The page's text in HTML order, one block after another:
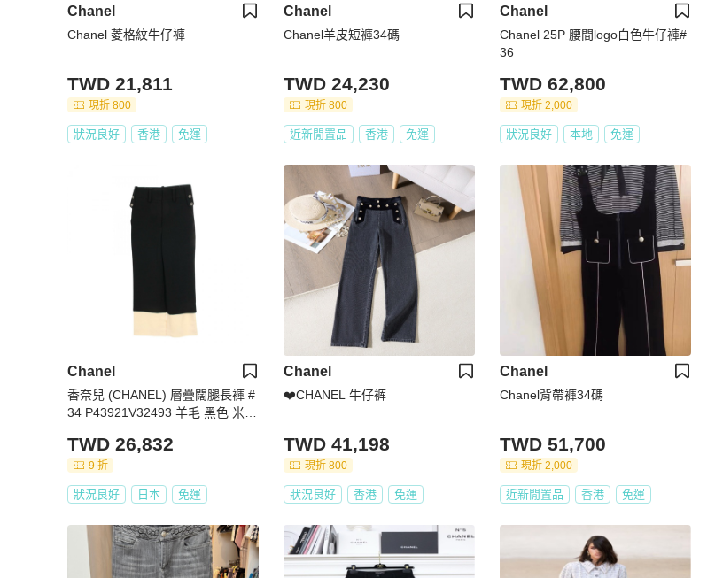
Chanel
Chanel 菱格紋牛仔褲
TWD 21,811
現折 800
狀況良好 香港 免運
Chanel
Chanel羊皮短褲34碼
TWD 24,230
現折 800
近新閒置品 香港 免運
Chanel
Chanel 25P 腰間logo白色牛仔褲#
36
TWD 62,800
現折 2,000
狀況良好 本地 免運
Chanel
香奈兒 (CHANEL) 層疊闊腿長褲 #
34 P43921V32493 羊毛 黑色 米色
TWD 26,832
9 折
狀況良好 日本 免運
Chanel
❤️CHANEL 牛仔裤
TWD 41,198
現折 800
狀況良好 香港 免運
Chanel
Chanel背帶褲34碼
TWD 51,700
現折 2,000
近新閒置品 香港 免運